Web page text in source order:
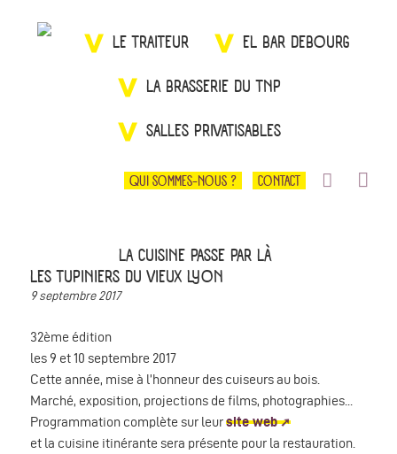
LE TRAITEUR
EL BAR DEBOURG
LA BRASSERIE DU TNP
SALLES PRIVATISABLES
QUI SOMMES-NOUS ? CONTACT
LA CUISINE PASSE PAR LÀ
LES TUPINIERS DU VIEUX LYON
9 septembre 2017
32ème édition
les 9 et 10 septembre 2017
Cette année, mise à l’honneur des cuiseurs au bois.
Marché, exposition, projections de films, photographies...
Programmation complète sur leursite web
et la cuisine itinérante sera présente pour la restauration.